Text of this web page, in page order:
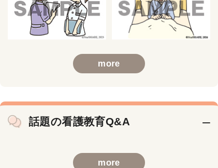
more
話題の看護教育Q&A
more